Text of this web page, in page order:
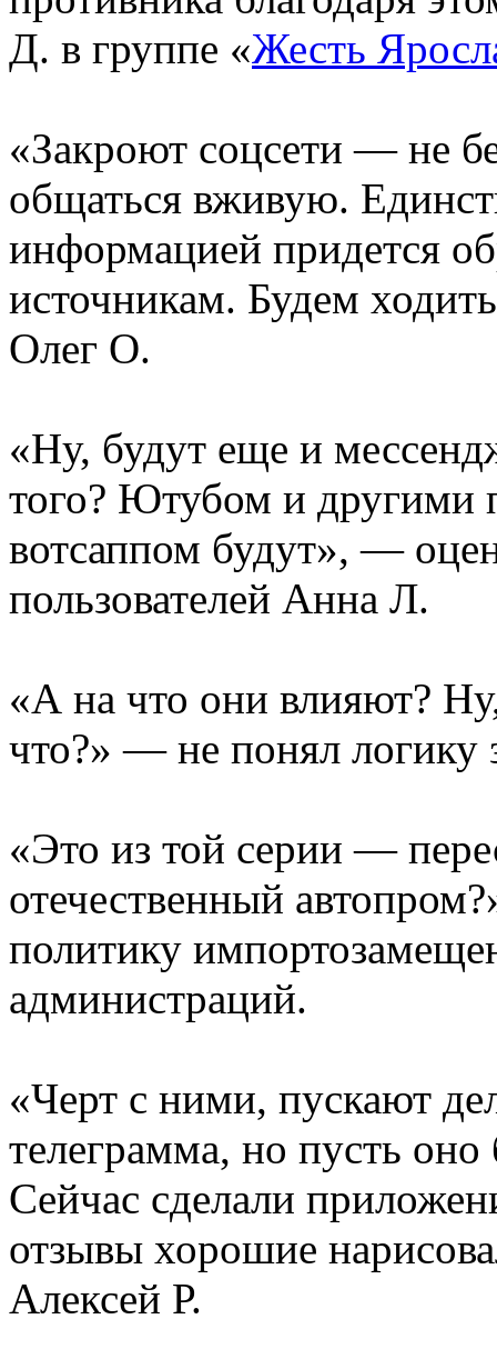
Д. в группе «Жесть
«Закроют соцсети — не
общаться вживую.
информацией придется
источникам. Будем
Олег О.
«Ну, будут еще и
того? Ютубом и другими
вотсаппом будут», —
пользователей Анна Л.
«А на что они влияют?
что?» — не понял логику
«Это из той серии —
отечественный
политику
администраций.
«Черт с ними, пускают
телеграмма, но пусть оно
Сейчас сделали
отзывы хорошие
Алексей Р.